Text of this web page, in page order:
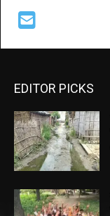
EDITOR PICKS